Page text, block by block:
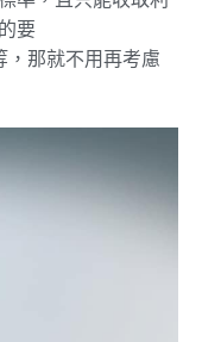
要
，那就不用再考慮